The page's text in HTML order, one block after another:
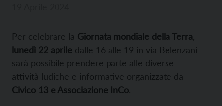
Per celebrare la Giornata mondiale della Terra
lunedì 22 aprile dalle 16 alle 19 in via Belenzani
sarà possibile prendere parte alle diverse
attività ludiche e informative organizzate da
Civico 13 e Associazione InCo.